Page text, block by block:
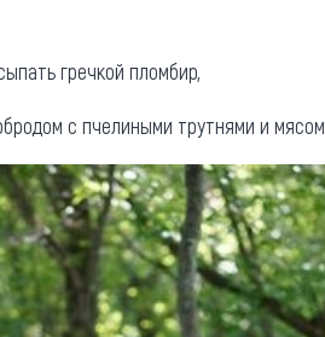
гречкой пломбир,
с пчелиными трутнями и